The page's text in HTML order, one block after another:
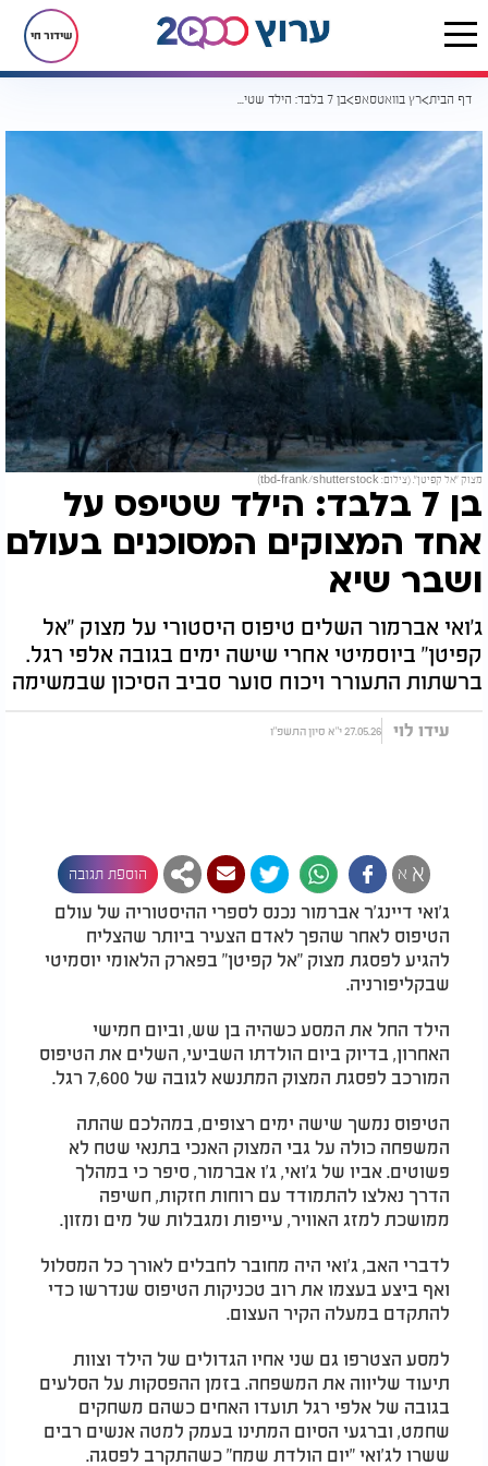
שידור חי
דף הבית רץ בוואטסאפ בן 7 בלבד: הילד שטיפס על אחד המצוקים המסוכנים בעולם ושבר שיא
מצוק "אל קפיטן". (צילום: tbd-frank/shutterstock)
בן 7 בלבד: הילד שטיפס על
אחד המצוקים המסוכנים בעולם
ושבר שיא
ג'ואי אברמור השלים טיפוס היסטורי על מצוק "אל
קפיטן" ביוסמיטי אחרי שישה ימים בגובה אלפי רגל.
ברשתות התעורר ויכוח סוער סביב הסיכון שבמשימה
עידו לוי 27.05.26 י"א סיון התשפ"ו
א א הוספת תגובה
ג'ואי דיינג'ר אברמור נכנס לספרי ההיסטוריה של עולם
הטיפוס לאחר שהפך לאדם הצעיר ביותר שהצליח
להגיע לפסגת מצוק "אל קפיטן" בפארק הלאומי יוסמיטי
שבקליפורניה.
הילד החל את המסע כשהיה בן שש, וביום חמישי
האחרון, בדיוק ביום הולדתו השביעי, השלים את הטיפוס
המורכב לפסגת המצוק המתנשא לגובה של 7,600 רגל.
הטיפוס נמשך שישה ימים רצופים, במהלכם שהתה
המשפחה כולה על גבי המצוק האנכי בתנאי שטח לא
פשוטים. אביו של ג'ואי, ג'ו אברמור, סיפר כי במהלך
הדרך נאלצו להתמודד עם רוחות חזקות, חשיפה
ממושכת למזג האוויר, עייפות ומגבלות של מים ומזון.
לדברי האב, ג'ואי היה מחובר לחבלים לאורך כל המסלול
ואף ביצע בעצמו את רוב טכניקות הטיפוס שנדרשו כדי
להתקדם במעלה הקיר העצום.
למסע הצטרפו גם שני אחיו הגדולים של הילד וצוות
תיעוד שליווה את המשפחה. בזמן ההפסקות על הסלעים
בגובה של אלפי רגל תועדו האחים כשהם משחקים
שחמט, וברגעי הסיום המתינו בעמק למטה אנשים רבים
ששרו לג'ואי "יום הולדת שמח" כשהתקרב לפסגה.